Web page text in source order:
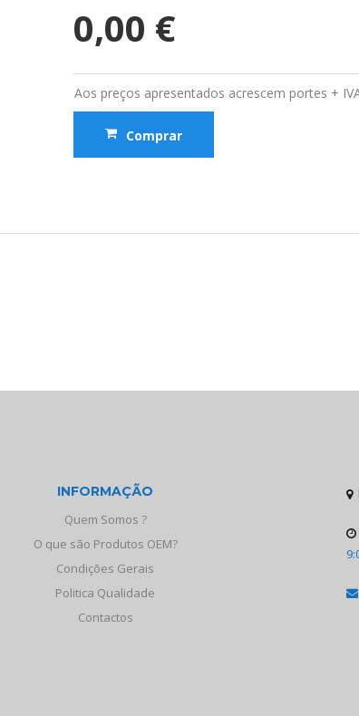
0,00 €
Aos preços apresentados acrescem portes +
Comprar
INFORMAÇÃO
Quem Somos ?
O que são Produtos OEM?
Condições Gerais
Politica Qualidade
Contactos


